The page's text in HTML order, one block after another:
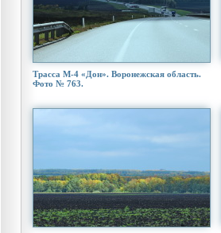
Трасса М-4 «Дон». Воронежская область.
Фото № 763.